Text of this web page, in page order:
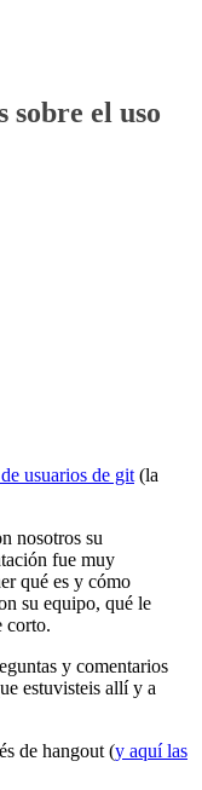
el uso
usuarios de git (la
nosotros su
fue muy
qué es y cómo
su equipo, qué le
corto.
y comentarios
estuvisteis allí y a
de hangout (y aquí las